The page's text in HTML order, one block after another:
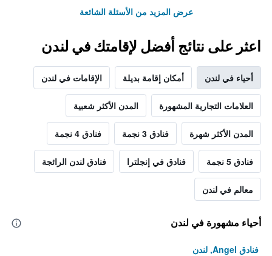
عرض المزيد من الأسئلة الشائعة
اعثر على نتائج أفضل لإقامتك في لندن
أحياء في لندن أمكان إقامة بديلة الإقامات في لندن
العلامات التجارية المشهورة المدن الأكثر شعبية
المدن الأكثر شهرة فنادق 3 نجمة فنادق 4 نجمة
فنادق 5 نجمة فنادق في إنجلترا فنادق لندن الرائجة
معالم في لندن
أحياء مشهورة في لندن
فنادق Angel, لندن